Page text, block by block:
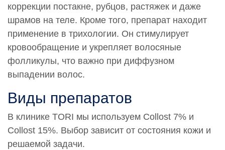
коррекции постакне, рубцов, растяжек и даже
шрамов на теле. Кроме того, препарат находит
применение в трихологии. Он стимулирует
кровообращение и укрепляет волосяные
фолликулы, что важно при диффузном
выпадении волос.
Виды препаратов
В клинике TORI мы используем Collost 7% и
Collost 15%. Выбор зависит от состояния кожи и
решаемой задачи.